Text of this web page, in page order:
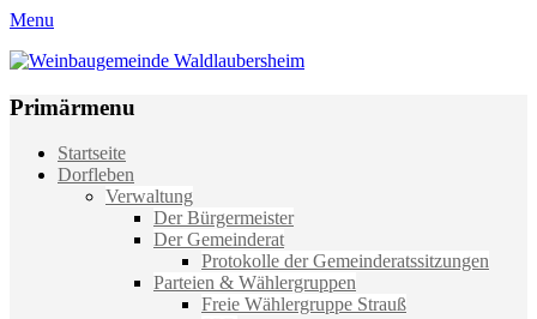
Menu
Weinbaugemeinde Waldlaubersheim
Primärmenu
Weiter
zum
Startseite
Dorfleben
Verwaltung
Der Bürgermeister
Der Gemeinderat
Protokolle der Gemeinderatssitzungen
Parteien & Wählergruppen
Freie Wählergruppe Strauß